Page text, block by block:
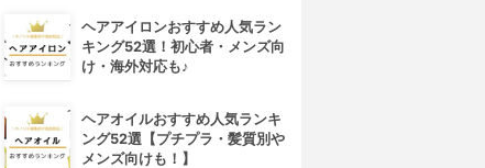
ヘアアイロンおすすめ人気ラン
キング52選！初心者・メンズ向
け・海外対応も♪
ヘアオイルおすすめ人気ランキ
ング52選【プチプラ・髪質別や
メンズ向けも！】